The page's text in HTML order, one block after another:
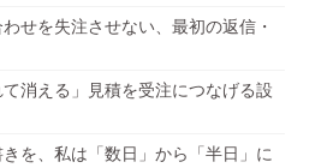
せを失注させない、最初の返信・
て消える」見積を受注につなげる設
を、私は「数日」から「半日」に